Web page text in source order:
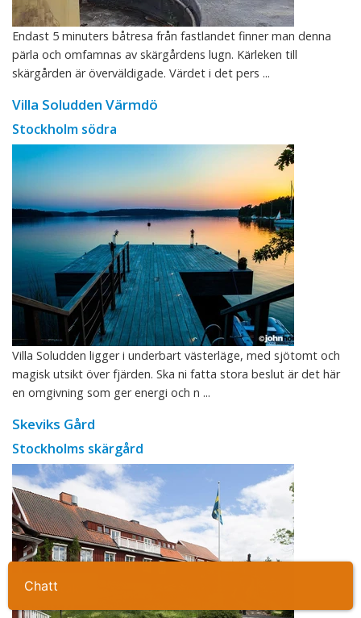
Ta kontakt
Endast 5 minuters båtresa från fastlandet finner man denna
pärla och omfamnas av skärgårdens lugn. Kärleken till
skärgården är överväldigade. Värdet i det pers ...
Villa Soludden Värmdö
Stockholm södra
Villa Soludden ligger i underbart västerläge, med sjötomt och
magisk utsikt över fjärden. Ska ni fatta stora beslut är det här
en omgivning som ger energi och n ...
Skeviks Gård
Stockholms skärgård